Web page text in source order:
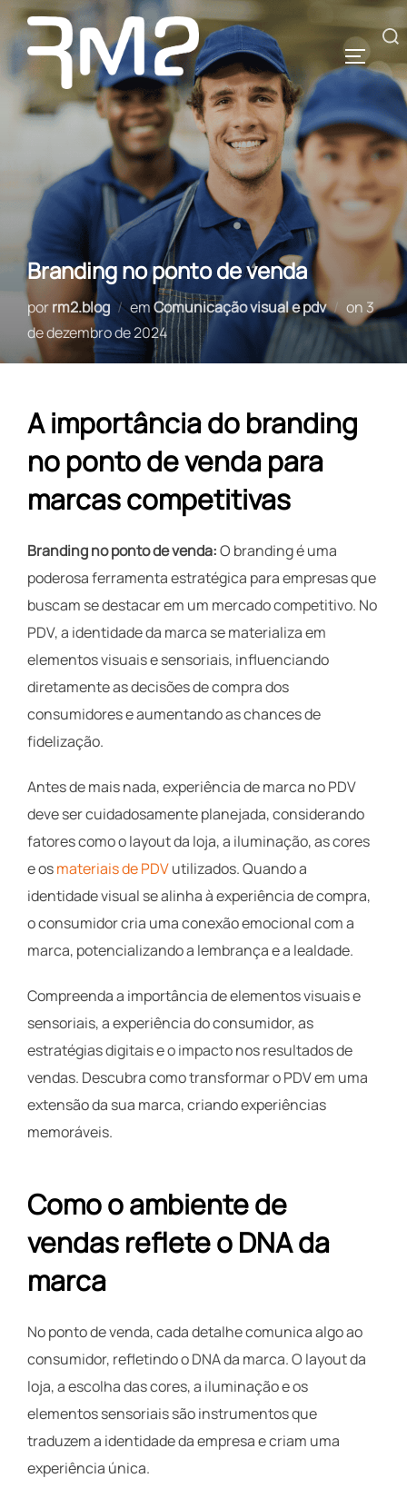
Pular
para
conteúdo
Pesquisar
por:
Branding no ponto de venda
porrm2.blog emComunicação visual e pdv on
em
3
de dezembro de 2024
A importância do branding
no ponto de venda para
marcas competitivas
Branding no ponto de venda:O branding é uma
poderosa ferramenta estratégica para empresas que
buscam se destacar em um mercado competitivo. No
PDV, a identidade da marca se materializa em
elementos visuais e sensoriais, influenciando
diretamente as decisões de compra dos
consumidores e aumentando as chances de
fidelização.
Antes de mais nada, experiência de marca no PDV
deve ser cuidadosamente planejada, considerando
fatores como o layout da loja, a iluminação, as cores
e osmateriais de PDVutilizados. Quando a
identidade visual se alinha à experiência de compra,
o consumidor cria uma conexão emocional com a
marca, potencializando a lembrança e a lealdade.
Compreenda a importância de elementos visuais e
sensoriais, a experiência do consumidor, as
estratégias digitais e o impacto nos resultados de
vendas. Descubra como transformar o PDV em uma
extensão da sua marca, criando experiências
memoráveis.
Como o ambiente de
vendas reflete o DNA da
marca
No ponto de venda, cada detalhe comunica algo ao
consumidor, refletindo o DNA da marca. O layout da
loja, a escolha das cores, a iluminação e os
elementos sensoriais são instrumentos que
traduzem a identidade da empresa e criam uma
experiência única.